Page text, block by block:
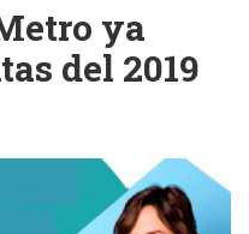
ya
del 2019